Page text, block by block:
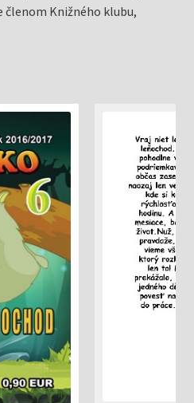
členom Knižného klubu,